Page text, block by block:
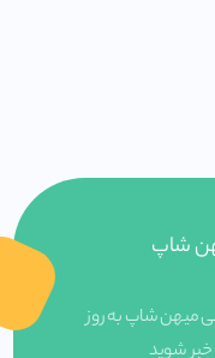
شاپ
میهن شاپ به روز
خبر شوید